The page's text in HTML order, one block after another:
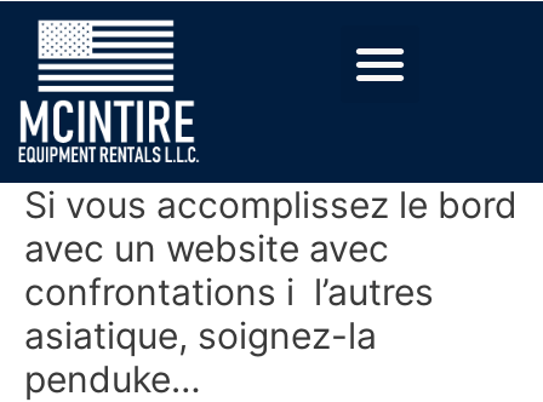
Si vous accomplissez le bord
avec un website avec
confrontations i l’autres
asiatique, soignez-la
penduke…